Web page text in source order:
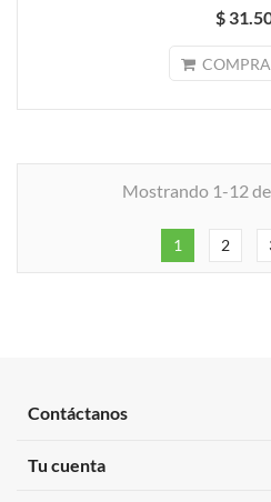
$
Mostrando 1-12
1 2
Contáctanos
Tu cuenta